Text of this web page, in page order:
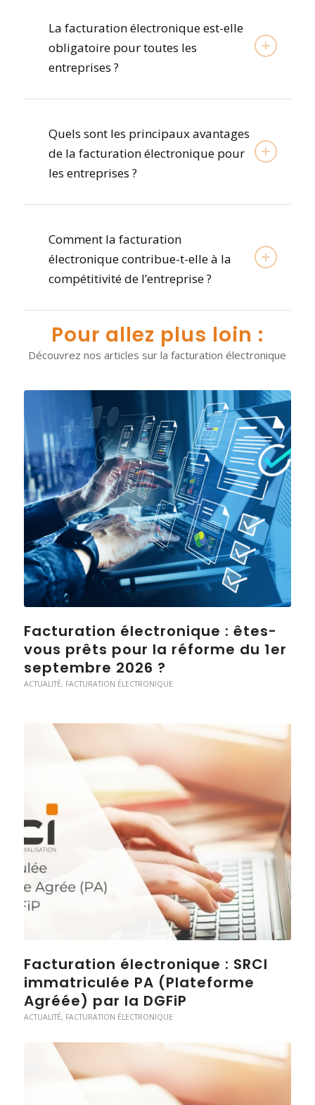
La facturation électronique est-elle
obligatoire pour toutes les
entreprises ?
Quels sont les principaux avantages
de la facturation électronique pour
les entreprises ?
Comment la facturation
électronique contribue-t-elle à la
compétitivité de l’entreprise ?
Pour allez plus loin :
Découvrez nos articles sur la facturation électronique
Facturation électronique : êtes-
vous prêts pour la réforme du 1er
septembre 2026 ?
ACTUALITÉ, FACTURATION ÉLECTRONIQUE
Facturation électronique : SRCI
immatriculée PA (Plateforme
Agréée) par la DGFiP
ACTUALITÉ, FACTURATION ÉLECTRONIQUE